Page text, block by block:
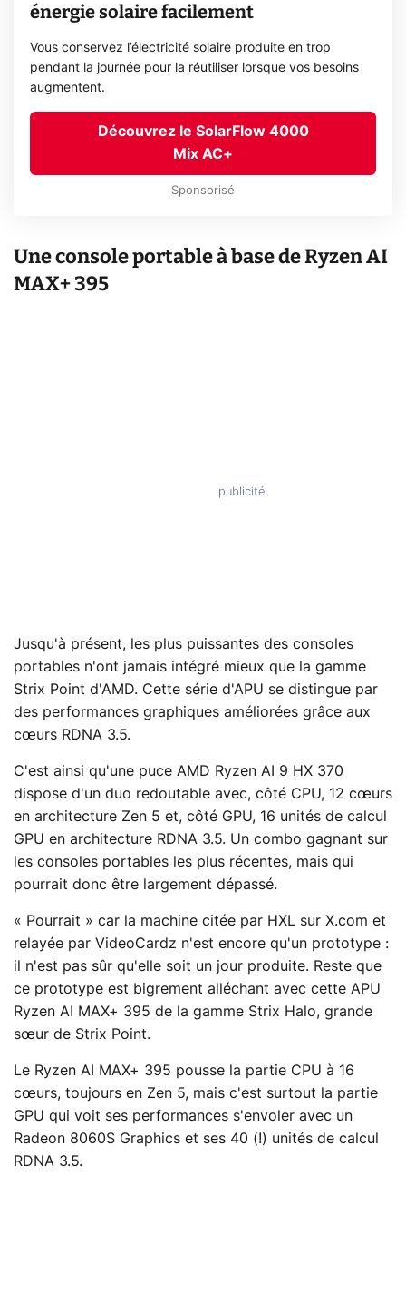
énergie solaire facilement
Vous conservez l’électricité solaire produite en trop
pendant la journée pour la réutiliser lorsque vos besoins
augmentent.
Découvrez le SolarFlow 4000
Mix AC+
Sponsorisé
Une console portable à base de Ryzen AI
MAX+ 395
Jusqu'à présent, les plus puissantes des consoles
portables n'ont jamais intégré mieux que la gamme
Strix Point d'AMD. Cette série d'APU se distingue par
des performances graphiques améliorées grâce aux
cœurs RDNA 3.5.
C'est ainsi qu'une puce AMD Ryzen AI 9 HX 370
dispose d'un duo redoutable avec, côté CPU, 12 cœurs
en architecture Zen 5 et, côté GPU, 16 unités de calcul
GPU en architecture RDNA 3.5. Un combo gagnant sur
les consoles portables les plus récentes, mais qui
pourrait donc être largement dépassé.
« Pourrait » car la machine citée par HXL sur X.com et
relayée par VideoCardz n'est encore qu'un prototype :
il n'est pas sûr qu'elle soit un jour produite. Reste que
ce prototype est bigrement alléchant avec cette APU
Ryzen AI MAX+ 395 de la gamme Strix Halo, grande
sœur de Strix Point.
Le Ryzen AI MAX+ 395 pousse la partie CPU à 16
cœurs, toujours en Zen 5, mais c'est surtout la partie
GPU qui voit ses performances s'envoler avec un
Radeon 8060S Graphics et ses 40 (!) unités de calcul
RDNA 3.5.